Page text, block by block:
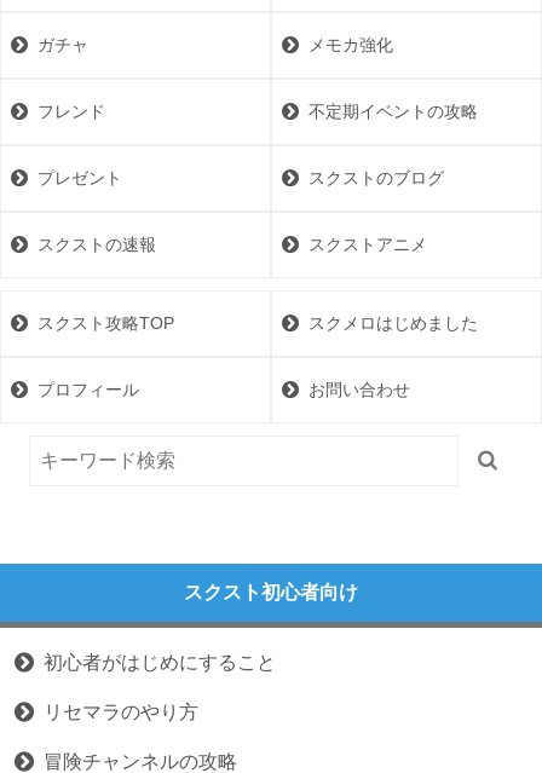
ガチャ メモカ強化
フレンド 不定期イベントの攻略
プレゼント スクストのブログ
スクストの速報 スクストアニメ
スクスト攻略TOP スクメロはじめました
プロフィール お問い合わせ
スクスト初心者向け
初心者がはじめにすること
リセマラのやり方
冒険チャンネルの攻略